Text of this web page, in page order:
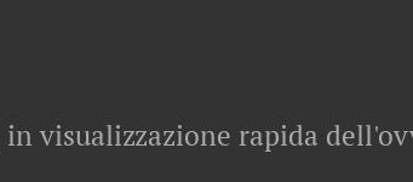
visualizzazione rapida